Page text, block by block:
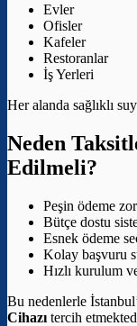
Evler
Ofisler
Kafeler
Restoranlar
İş Yerleri
Her alanda sağlıklı
Neden
Edilmeli?
Peşin ödeme
Bütçe dostu
Esnek ödeme
Kolay başvuru
Hızlı kurulum
Bu nedenlerle
Cihazı tercih